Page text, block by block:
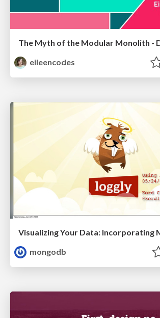
eileencodes
mongodb